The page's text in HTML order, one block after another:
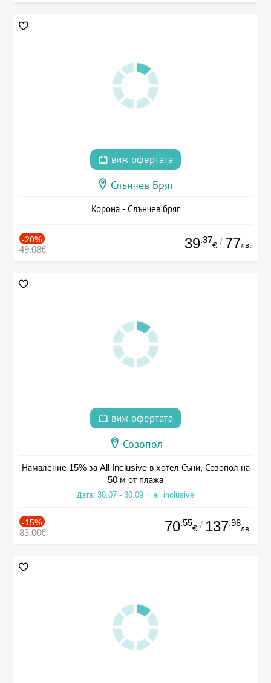
виж офертата
Слънчев Бряг
Корона - Слънчев бряг
-20%
49.08€ 39.37
€ / 77лв.
виж офертата
Созопол
Намаление 15% за All Inclusive в хотел Съни, Созопол на
50 м от плажа
Дата: 30.07 - 30.09 + all inclusive
-15%
83.00€ 70.55
€ / 137.98
лв.